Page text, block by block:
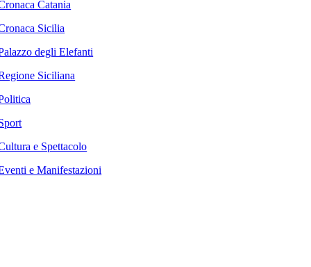
Catania
Sicilia
degli Elefanti
Siciliana
e Spettacolo
e Manifestazioni